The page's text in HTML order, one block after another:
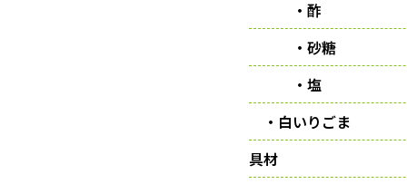
・酢
・砂糖
・塩
・白いりごま
具材